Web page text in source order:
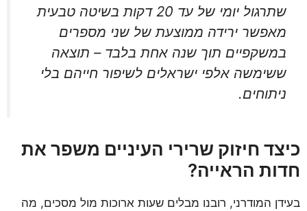
שתרגול יומי של עד 20 דקות בשיטה טבעית
מאפשר ירידה ממוצעת של שני מספרים
במשקפיים תוך שנה אחת בלבד – תוצאה
ששימשה אלפי ישראלים לשיפור חייהם בלי
ניתוחים.
כיצד חיזוק שרירי העיניים משפר את
חדות הראייה?
בעידן המודרני, רובנו מבלים שעות ארוכות מול מסכים, מה